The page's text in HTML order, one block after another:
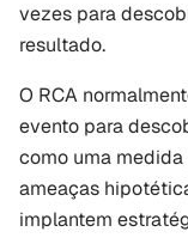
vezes para
resultado.
O RCA
evento para
como uma
ameaças
implantem